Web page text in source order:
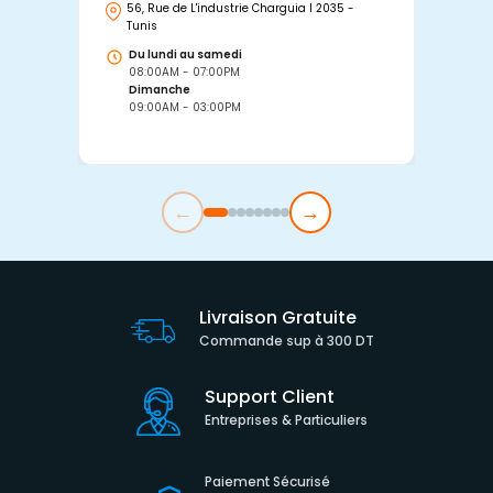
56, Rue de L'industrie Charguia I 2035 -
Tunis
Du lundi au samedi
08:00AM - 07:00PM
Dimanche
09:00AM - 03:00PM
← →
Livraison Gratuite
Commande sup à 300 DT
Support Client
Entreprises & Particuliers
Paiement Sécurisé